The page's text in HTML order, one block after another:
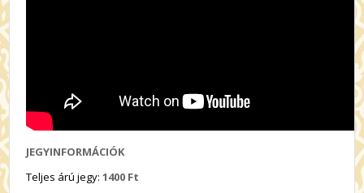
JEGYINFORMÁCIÓK
Teljes árú jegy:1400 Ft